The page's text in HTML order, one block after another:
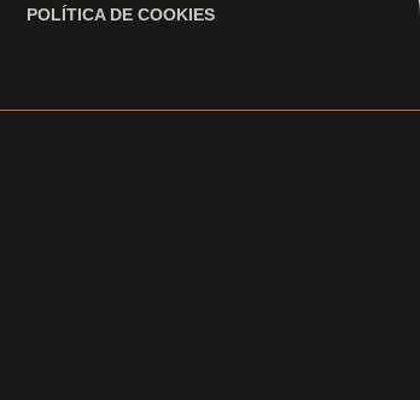
POLÍTICA DE COOKIES